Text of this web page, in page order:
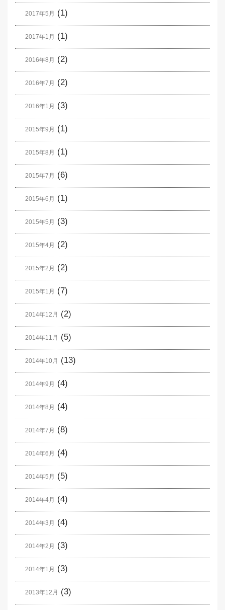
2017年5月 (1)
2017年1月 (1)
2016年8月 (2)
2016年7月 (2)
2016年1月 (3)
2015年9月 (1)
2015年8月 (1)
2015年7月 (6)
2015年6月 (1)
2015年5月 (3)
2015年4月 (2)
2015年2月 (2)
2015年1月 (7)
2014年12月 (2)
2014年11月 (5)
2014年10月 (13)
2014年9月 (4)
2014年8月 (4)
2014年7月 (8)
2014年6月 (4)
2014年5月 (5)
2014年4月 (4)
2014年3月 (4)
2014年2月 (3)
2014年1月 (3)
2013年12月 (3)